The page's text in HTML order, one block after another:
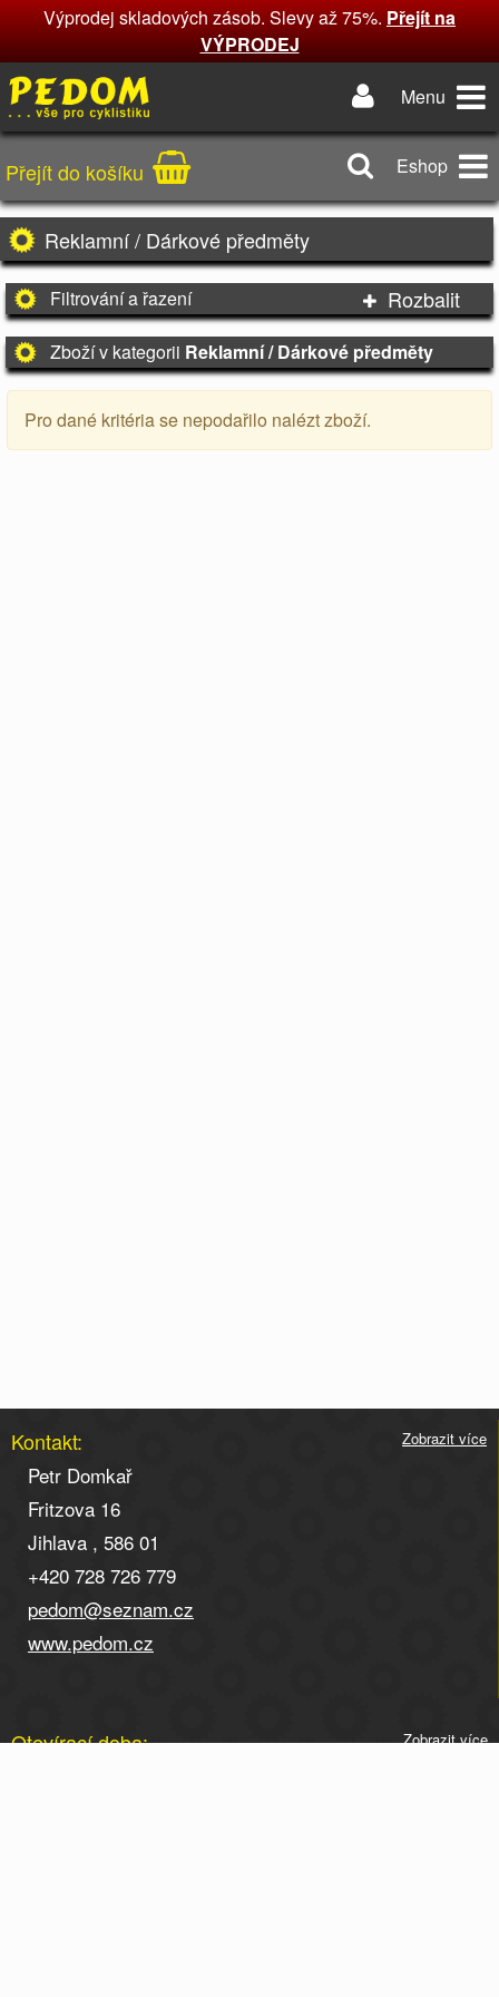
Výprodej skladových zásob. Slevy až 75%.Přejít na
VÝPRODEJ
Menu
Přejít do košíku Eshop
Reklamní / Dárkové předměty
Filtrování a řazení Rozbalit
Zboží v kategorii Reklamní / Dárkové předměty
Pro dané kritéria se nepodařilo nalézt zboží.
Kontakt: Zobrazit více
Petr Domkař
Fritzova 16
Jihlava , 586 01
+420 728 726 779
pedom@seznam.cz
www.pedom.cz
Otevírací doba: Zobrazit více